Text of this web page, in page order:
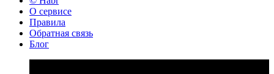
О сервисе
Правила
Обратная связь
Блог